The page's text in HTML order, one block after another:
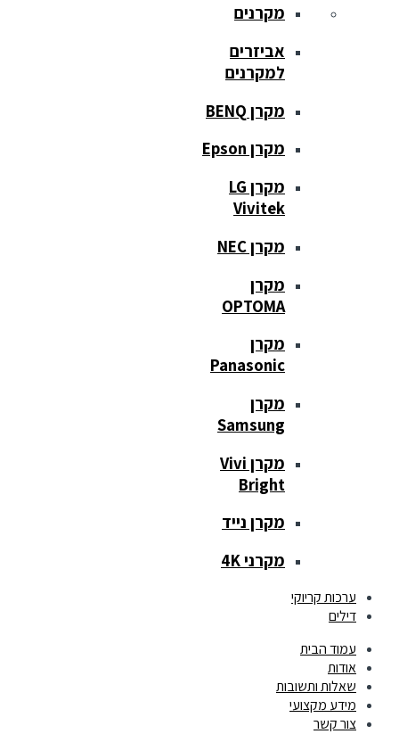
מקרנים
אביזרים
למקרנים
מקרן BENQ
מקרן Epson
מקרן LG
Vivitek
מקרן NEC
מקרן
OPTOMA
מקרן
Panasonic
מקרן
Samsung
מקרן Vivi
Bright
מקרן נייד
מקרני 4K
ערכות קריוקי
דילים
עמוד הבית
אודות
שאלות ותשובות
מידע מקצועי
צור קשר